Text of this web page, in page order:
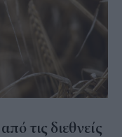
τις διεθνείς